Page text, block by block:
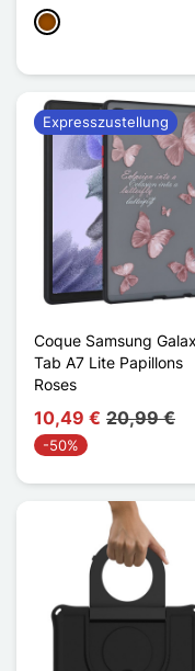
Braun
Coque Samsung
Tab A7 Lite Papillons
Roses
10,49 € 20,99 €
-50%
Expresszustellung